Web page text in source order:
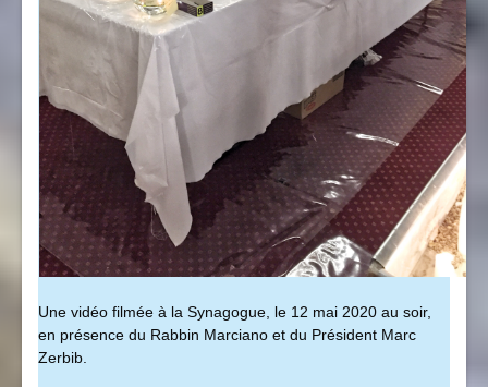
Une vidéo filmée à la Synagogue, le 12 mai 2020 au soir,
en présence du Rabbin Marciano et du Président Marc
Zerbib.